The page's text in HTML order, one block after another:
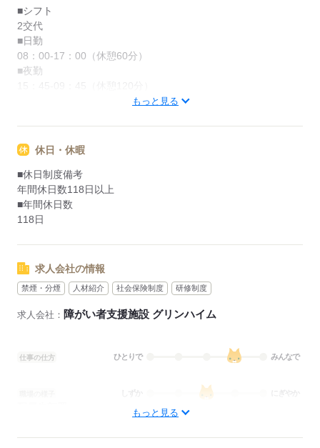
■シフト
2交代
■日勤
08：00-17：00（休憩60分）
■夜勤
応募する
もっと見る
休日・休暇
■休日制度備考
年間休日数118日以上
■年間休日数
118日
求人会社の情報
禁煙・分煙 人材紹介 社会保険制度 研修制度
求人会社： 障がい者支援施設 グリンハイム
仕事の仕方 ひとりで みんなで
にぎやか
もっと見る